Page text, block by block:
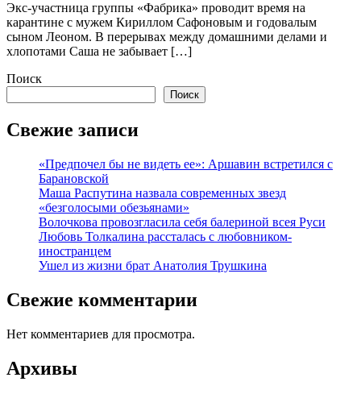
Экс-участница группы «Фабрика» проводит время на
карантине с мужем Кириллом Сафоновым и годовалым
сыном Леоном. В перерывах между домашними делами и
хлопотами Саша не забывает […]
Поиск
Поиск
Свежие записи
«Предпочел бы не видеть ее»: Аршавин встретился с
Барановской
Маша Распутина назвала современных звезд
«безголосыми обезьянами»
Волочкова провозгласила себя балериной всея Руси
Любовь Толкалина рассталась с любовником-
иностранцем
Ушел из жизни брат Анатолия Трушкина
Свежие комментарии
Нет комментариев для просмотра.
Архивы